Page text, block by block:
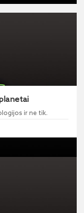
ir ne tik.